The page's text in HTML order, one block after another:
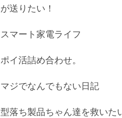
が送りたい！
スマート家電ライフ
ポイ活詰め合わせ。
マジでなんでもない日記
型落ち製品ちゃん達を救いた